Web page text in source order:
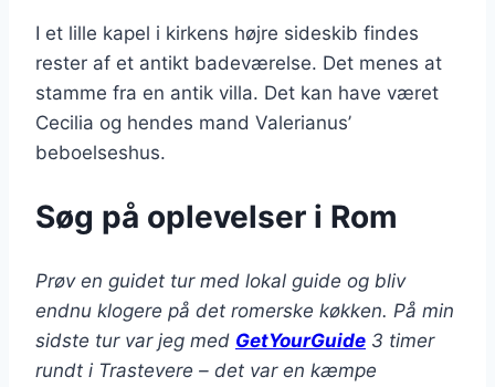
I et lille kapel i kirkens højre sideskib findes
rester af et antikt badeværelse. Det menes at
stamme fra en antik villa. Det kan have været
Cecilia og hendes mand Valerianus’
beboelseshus.
Søg på oplevelser i Rom
Prøv en guidet tur med lokal guide og bliv
endnu klogere på det romerske køkken. På min
sidste tur var jeg med GetYourGuide 3 timer
rundt i Trastevere – det var en kæmpe